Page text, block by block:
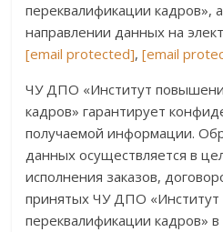
переквалификации кадров»,
направлении данных на
[email protected],[email
ЧУ ДПО «Институт
кадров» гарантирует
получаемой информации.
данных осуществляется в
исполнения заказов,
принятых ЧУ ДПО
переквалификации кадров»